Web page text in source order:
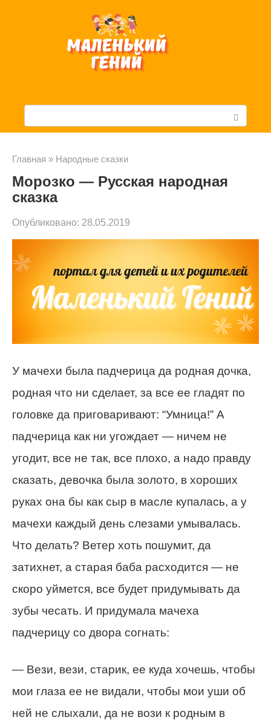
с
Главная » Народные сказки
Морозко — Русская народная
сказка
Опубликовано: 28.05.2019
У мачехи была падчерица да родная дочка,
родная что ни сделает, за все ее гладят по
головке да приговаривают: “Умница!” А
падчерица как ни угождает — ничем не
угодит, все не так, все плохо, а надо правду
сказать, девочка была золото, в хороших
руках она бы как сыр в масле купалась, а у
мачехи каждый день слезами умывалась.
Что делать? Ветер хоть пошумит, да
затихнет, а старая баба расходится — не
скоро уймется, все будет придумывать да
зубы чесать. И придумала мачеха
падчерицу со двора согнать:
— Вези, вези, старик, ее куда хочешь, чтобы
мои глаза ее не видали, чтобы мои уши об
ней не слыхали, да не вози к родным в